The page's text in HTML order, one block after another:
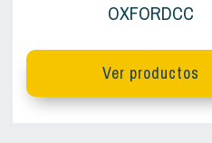
OXFORDCC
Ver productos